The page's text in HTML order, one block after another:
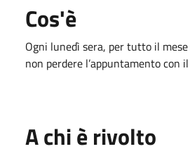
Cos'è
Ogni lunedì sera, per tutto il
non perdere l’appuntamento con
A chi è rivolto